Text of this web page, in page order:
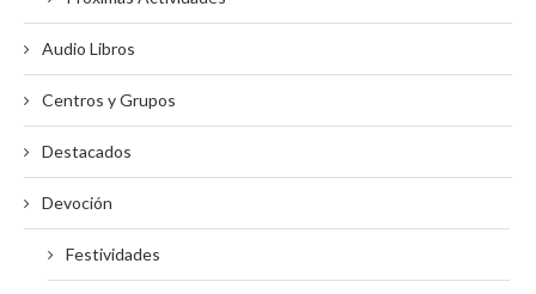
Audio Libros
Centros y Grupos
Destacados
Devoción
Festividades